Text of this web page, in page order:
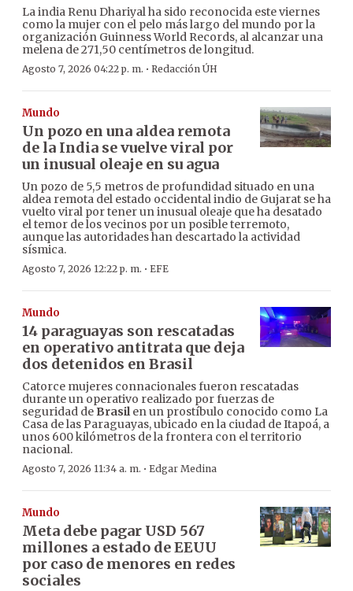
La india Renu Dhariyal ha sido reconocida este viernes
como la mujer con el pelo más largo del mundo por la
organización Guinness World Records, al alcanzar una
melena de 271,50 centímetros de longitud.
Agosto 7, 2026 04:22 p. m. · Redacción ÚH
Mundo
Un pozo en una aldea remota
de la India se vuelve viral por
un inusual oleaje en su agua
Un pozo de 5,5 metros de profundidad situado en una
aldea remota del estado occidental indio de Gujarat se ha
vuelto viral por tener un inusual oleaje que ha desatado
el temor de los vecinos por un posible terremoto,
aunque las autoridades han descartado la actividad
sísmica.
Agosto 7, 2026 12:22 p. m. · EFE
Mundo
14 paraguayas son rescatadas
en operativo antitrata que deja
dos detenidos en Brasil
Catorce mujeres connacionales fueron rescatadas
durante un operativo realizado por fuerzas de
seguridad de Brasilen un prostíbulo conocido como La
Casa de las Paraguayas, ubicado en la ciudad de Itapoá, a
unos 600 kilómetros de la frontera con el territorio
nacional.
Agosto 7, 2026 11:34 a. m. · Edgar Medina
Mundo
Meta debe pagar USD 567
millones a estado de EEUU
por caso de menores en redes
sociales